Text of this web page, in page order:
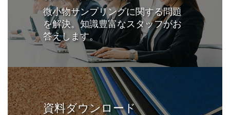
微小物サンプリングに関する問題
を解決。知識豊富なスタッフがお
答えします。
資料ダウンロード